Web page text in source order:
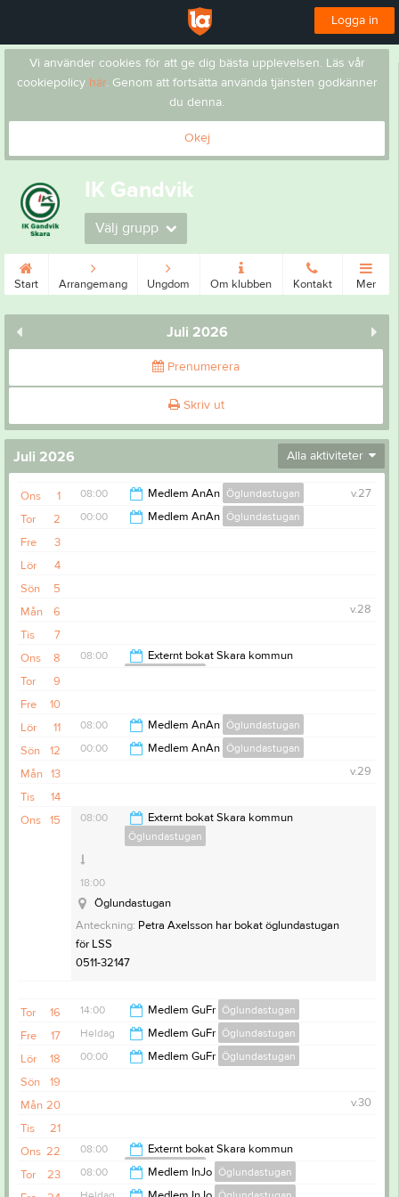
Logga in
Vi använder cookies för att ge dig bästa upplevelsen. Läs vår
cookiepolicy här. Genom att fortsätta använda tjänsten godkänner
du denna.
Okej
IK Gandvik
Välj grupp
Start Arrangemang Ungdom Om klubben Kontakt Mer
Juli 2026
Prenumerera
Skriv ut
Juli 2026 Alla aktiviteter
1
Ons v.27
08:00 Medlem AnAn Öglundastugan
2
Tor 00:00 Medlem AnAn Öglundastugan
3
Fre
4
Lör
5
Sön
6
Mån
v.28
7
Tis
8
Ons 08:00
Externt bokat Skara kommun
9
Tor
10
Fre
11
Lör 08:00 Medlem AnAn Öglundastugan
12
Sön 00:00 Medlem AnAn Öglundastugan
13
Mån
v.29
14
Tis
15
Ons 08:00
Externt bokat Skara kommun
Öglundastugan
18:00
Öglundastugan
Anteckning: Petra Axelsson har bokat öglundastugan
för LSS
0511-32147
16
Tor 14:00 Medlem GuFr Öglundastugan
00:00
17
Fre Heldag Medlem GuFr Öglundastugan
18
Lör 00:00 Medlem GuFr Öglundastugan
19
Sön
20
Mån
v.30
21
Tis
22
Ons 08:00
Externt bokat Skara kommun
Öglundastugan
18:00
23
Tor 08:00 Medlem InJo Öglundastugan